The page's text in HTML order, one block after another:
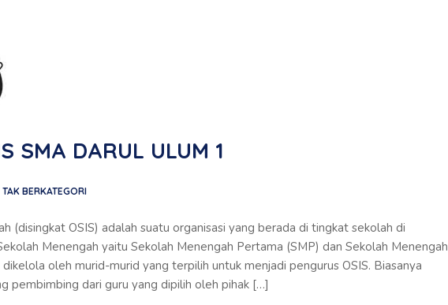
SMA DARUL ULUM 1
TAK BERKATEGORI
(disingkat OSIS) adalah suatu organisasi yang berada di tingkat sekolah di
Menengah yaitu Sekolah Menengah Pertama (SMP) dan Sekolah Menengah
oleh murid-murid yang terpilih untuk menjadi pengurus OSIS. Biasanya
pembimbing dari guru yang dipilih oleh pihak […]